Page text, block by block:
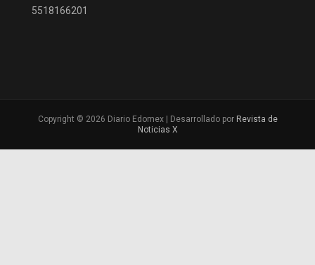
5518166201
Copyright © 2026 Diario Edomex | Desarrollado por Revista de
Noticias X